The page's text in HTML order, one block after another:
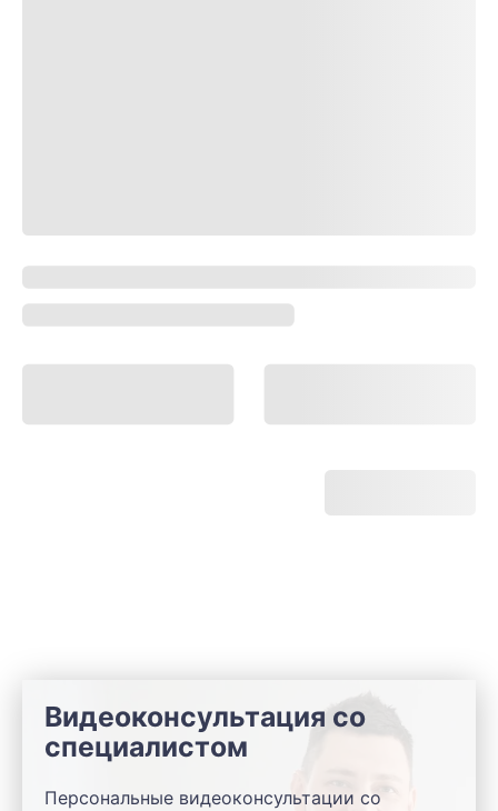
Видеоконсультация со
специалистом
Персональные видеоконсультации со